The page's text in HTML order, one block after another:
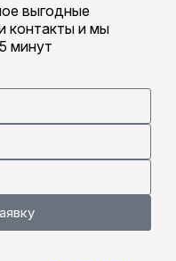
выгодные
контакты и мы
минут